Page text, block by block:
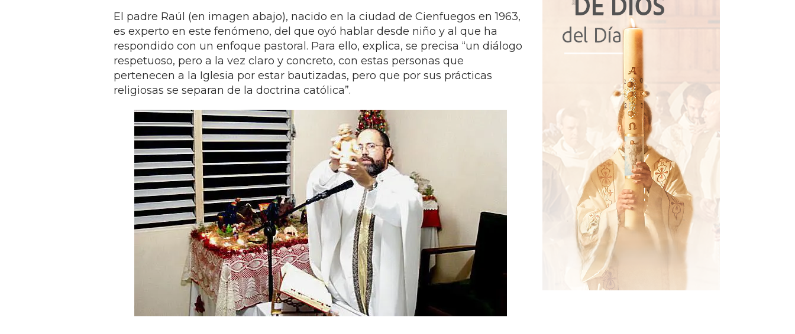
El padre Raúl (en imagen abajo), nacido en la ciudad de Cienfuegos en 1963,
es experto en este fenómeno, del que oyó hablar desde niño y al que ha
respondido con un enfoque pastoral. Para ello, explica, se precisa “un diálogo
respetuoso, pero a la vez claro y concreto, con estas personas que
pertenecen a la Iglesia por estar bautizadas, pero que por sus prácticas
religiosas se separan de la doctrina católica”.